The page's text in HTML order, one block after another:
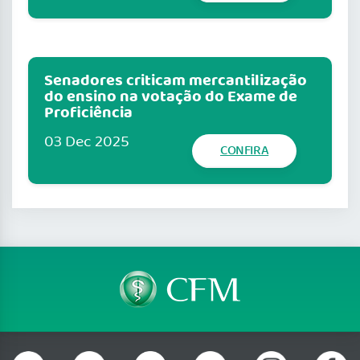
Senadores criticam mercantilização
do ensino na votação do Exame de
Proficiência
03 Dec 2025 CONFIRA